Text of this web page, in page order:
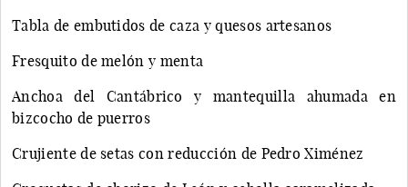
Tabla de embutidos de caza y quesos artesanos
Fresquito de melón y menta
Anchoa del Cantábrico y mantequilla ahumada en
bizcocho de puerros
Crujiente de setas con reducción de Pedro Ximénez